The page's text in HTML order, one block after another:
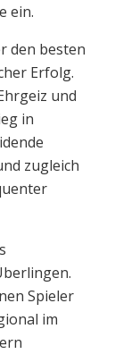
ein.
den besten
Erfolg.
und
in
zugleich
Spieler
im